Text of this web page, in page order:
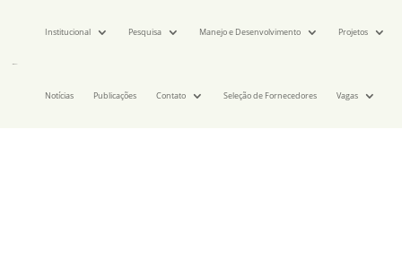
Institucional Pesquisa Manejo e Desenvolvimento Projetos
Notícias Publicações Contato Seleção de Fornecedores Vagas